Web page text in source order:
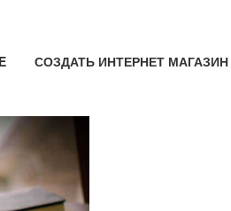
СОЗДАТЬ ИНТЕРНЕТ МАГАЗИН